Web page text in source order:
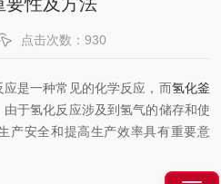
点击次数：930
是一种常见的化学反应，而氢化釜
于氢化反应涉及到氢气的储存和使
产安全和提高生产效率具有重要意